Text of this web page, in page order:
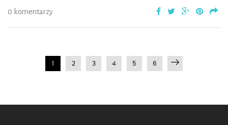
0 komentarzy
2 3 4 5 6